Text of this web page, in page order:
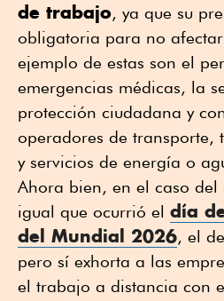
de trabajo, ya que su
obligatoria para no
ejemplo de estas son el
emergencias médicas, la
protección ciudadana y
operadores de transporte,
y servicios de energía o
Ahora bien, en el caso del
igual que ocurrió el día
del Mundial 2026, el
pero sí exhorta a las
el trabajo a distancia con